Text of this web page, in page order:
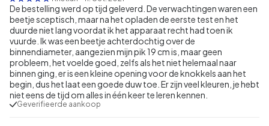
De bestelling werd op tijd geleverd. De verwachtingen waren een
beetje sceptisch, maar na het opladen de eerste test en het
duurde niet lang voordat ik het apparaat recht had toen ik
vuurde. Ik was een beetje achterdochtig over de
binnendiameter, aangezien mijn pik 19 cm is, maar geen
probleem, het voelde goed, zelfs als het niet helemaal naar
binnen ging, er is een kleine opening voor de knokkels aan het
begin, dus het laat een goede duw toe. Er zijn veel kleuren, je hebt
niet eens de tijd om alles in één keer te leren kennen.
Geverifieerde aankoop